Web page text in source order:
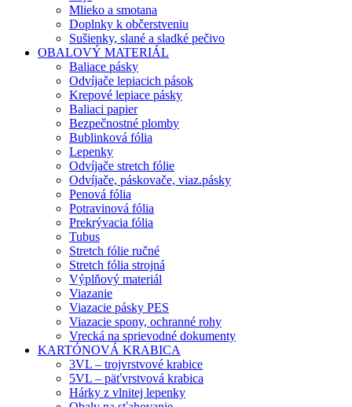
Mlieko a smotana
Doplnky k občerstveniu
Sušienky, slané a sladké pečivo
OBALOVÝ MATERIÁL
Baliace pásky
Odvíjače lepiacich pások
Krepové lepiace pásky
Baliaci papier
Bezpečnostné plomby
Bublinková fólia
Lepenky
Odvíjače stretch fólie
Odvíjače, páskovače, viaz.pásky
Penová fólia
Potravinová fólia
Prekrývacia fólia
Tubus
Stretch fólie ručné
Stretch fólia strojná
Výplňový materiál
Viazanie
Viazacie pásky PES
Viazacie spony, ochranné rohy
Vrecká na sprievodné dokumenty
KARTÓNOVÁ KRABICA
3VL – trojvrstvové krabice
5VL – päťvrstvová krabica
Hárky z vlnitej lepenky